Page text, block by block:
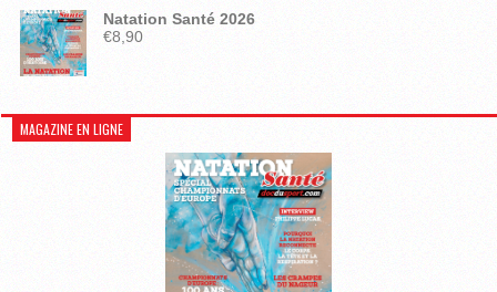
Natation Santé 2026
€8,90
MAGAZINE EN LIGNE